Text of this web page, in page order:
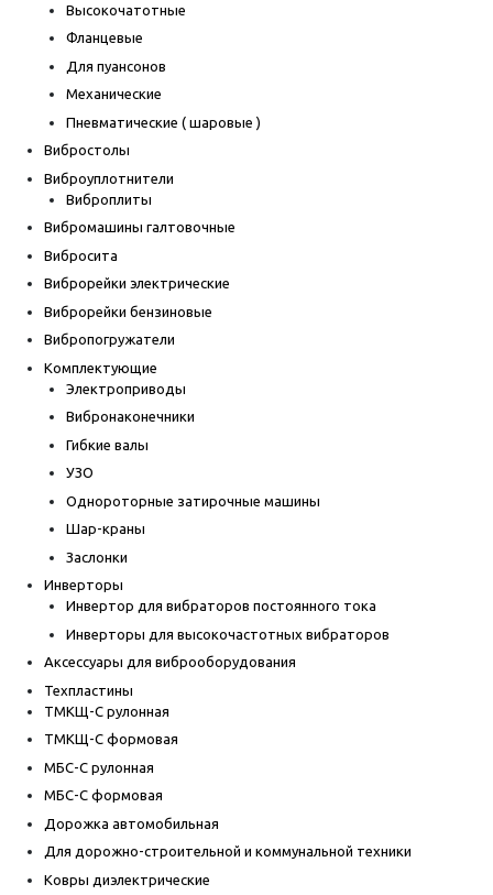
Высокочатотные
Фланцевые
Для пуансонов
Механические
Пневматические ( шаровые )
Вибростолы
Виброуплотнители
Виброплиты
Вибромашины галтовочные
Вибросита
Виброрейки электрические
Виброрейки бензиновые
Вибропогружатели
Комплектующие
Электроприводы
Вибронаконечники
Гибкие валы
УЗО
Однороторные затирочные машины
Шар-краны
Заслонки
Инверторы
Инвертор для вибраторов постоянного тока
Инверторы для высокочастотных вибраторов
Аксессуары для виброоборудования
Техпластины
ТМКЩ-С рулонная
ТМКЩ-С формовая
МБС-С рулонная
МБС-С формовая
Дорожка автомобильная
Для дорожно-строительной и коммунальной техники
Ковры диэлектрические